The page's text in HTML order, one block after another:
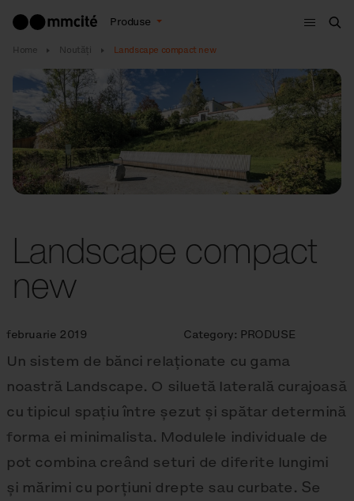
Produse
Meniu
Home Noutăţi Landscape compact new
Landscape compact
new
februarie 2019 Category: PRODUSE
Un sistem de bănci relaționate cu gama
noastră Landscape. O siluetă laterală curajoasă
cu tipicul spațiu între șezut și spătar determină
forma ei minimalista. Modulele individuale de
pot combina creând seturi de diferite lungimi
și mărimi cu porțiuni drepte sau curbate. Se